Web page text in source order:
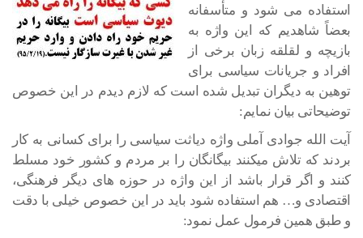
استفاده می شود و متأسفانه
بعضاً شاهدیم که این واژه به
بازیچه و لقلقه زبان برخی از
افراد و جریانات سیاسی برای
توهین به دیگران تبدیل شده است که لازم دیدم در این خصوص
توضیحاتی بیان نمایم:
آیت الله جوادی آملی واژه دیاثت سیاسی را برای کسانی به کار
بردند که تلاش میکنند بیگانگان را بر مردم و کشور خود مسلط
کنند و اگر قرار باشد از این واژه در حوزه های دیگر فرهنگی،
اقتصادی و… هم استفاده شود باید در این خصوص خیلی با دقت
و طبق همین فرمول عمل نمود: